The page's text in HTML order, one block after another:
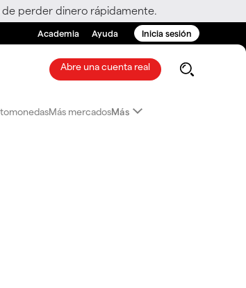
de perder dinero rápidamente.
Academia Ayuda Inicia sesión
Abre una cuenta real
Más mercadosMás